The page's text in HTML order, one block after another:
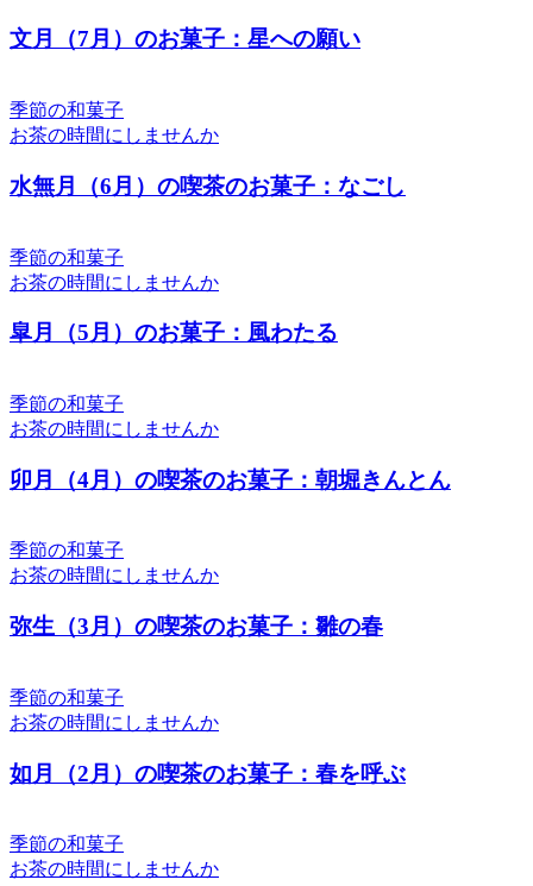
文月（7月）のお菓子：星への願い
季節の和菓子
お茶の時間にしませんか
水無月（6月）の喫茶のお菓子：なごし
季節の和菓子
お茶の時間にしませんか
皐月（5月）のお菓子：風わたる
季節の和菓子
お茶の時間にしませんか
卯月（4月）の喫茶のお菓子：朝堀きんとん
季節の和菓子
お茶の時間にしませんか
弥生（3月）の喫茶のお菓子：雛の春
季節の和菓子
お茶の時間にしませんか
如月（2月）の喫茶のお菓子：春を呼ぶ
季節の和菓子
お茶の時間にしませんか